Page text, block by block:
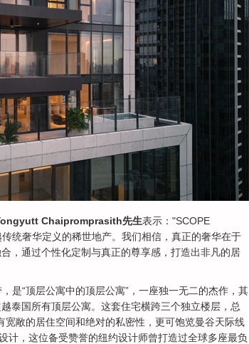
Chaipromprasith先生表示："SCOPE
统奢华定义的稀世地产。我们相信，真正的奢华在于
通过个性化定制与真正的尊享感，打造出非凡的居
是“顶层公寓中的顶层公寓”，一座独一无二的杰作，其
泰国所有顶层公寓。这套住宅横跨三个独立楼层，总
宽敞的居住空间和绝对的私密性，更可饱览曼谷天际线
计，这位备受赞誉的纽约设计师曾打造过全球多座最负